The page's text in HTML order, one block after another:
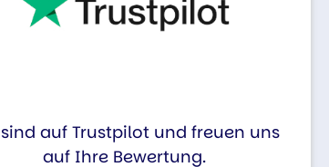
auf Trustpilot und freuen uns
auf Ihre Bewertung.